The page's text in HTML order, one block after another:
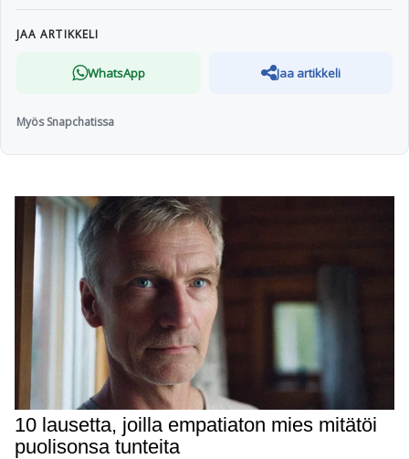
JAA ARTIKKELI
WhatsApp Jaa artikkeli
Myös Snapchatissa